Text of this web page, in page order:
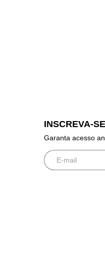
INSCREVA-
Garanta acesso